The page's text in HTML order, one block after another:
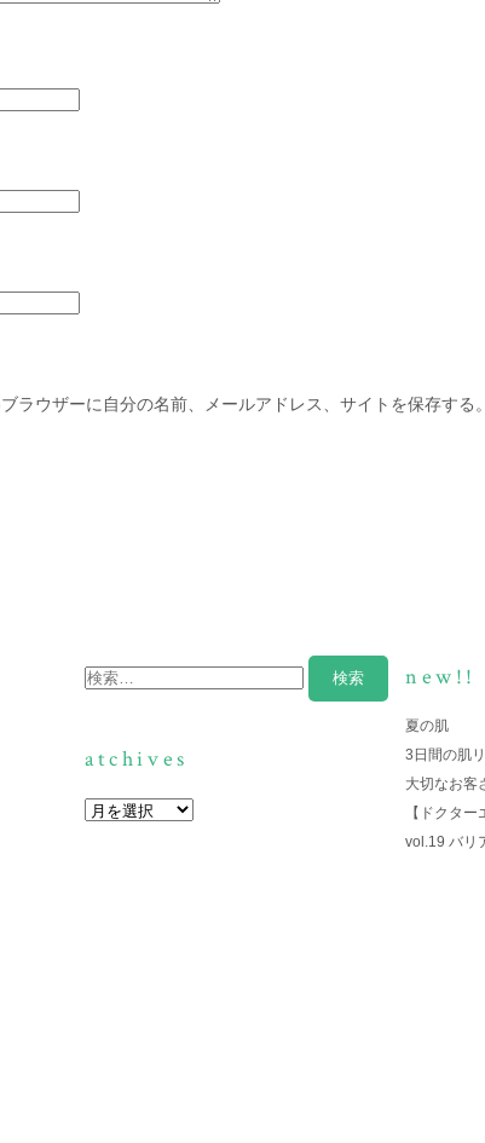
ラウザーに自分の名前、メールアドレス、サイトを保存する。
new!!
夏の肌
3日間の肌
大切なお客
【ドクタ
vol.19 バリ
atchives